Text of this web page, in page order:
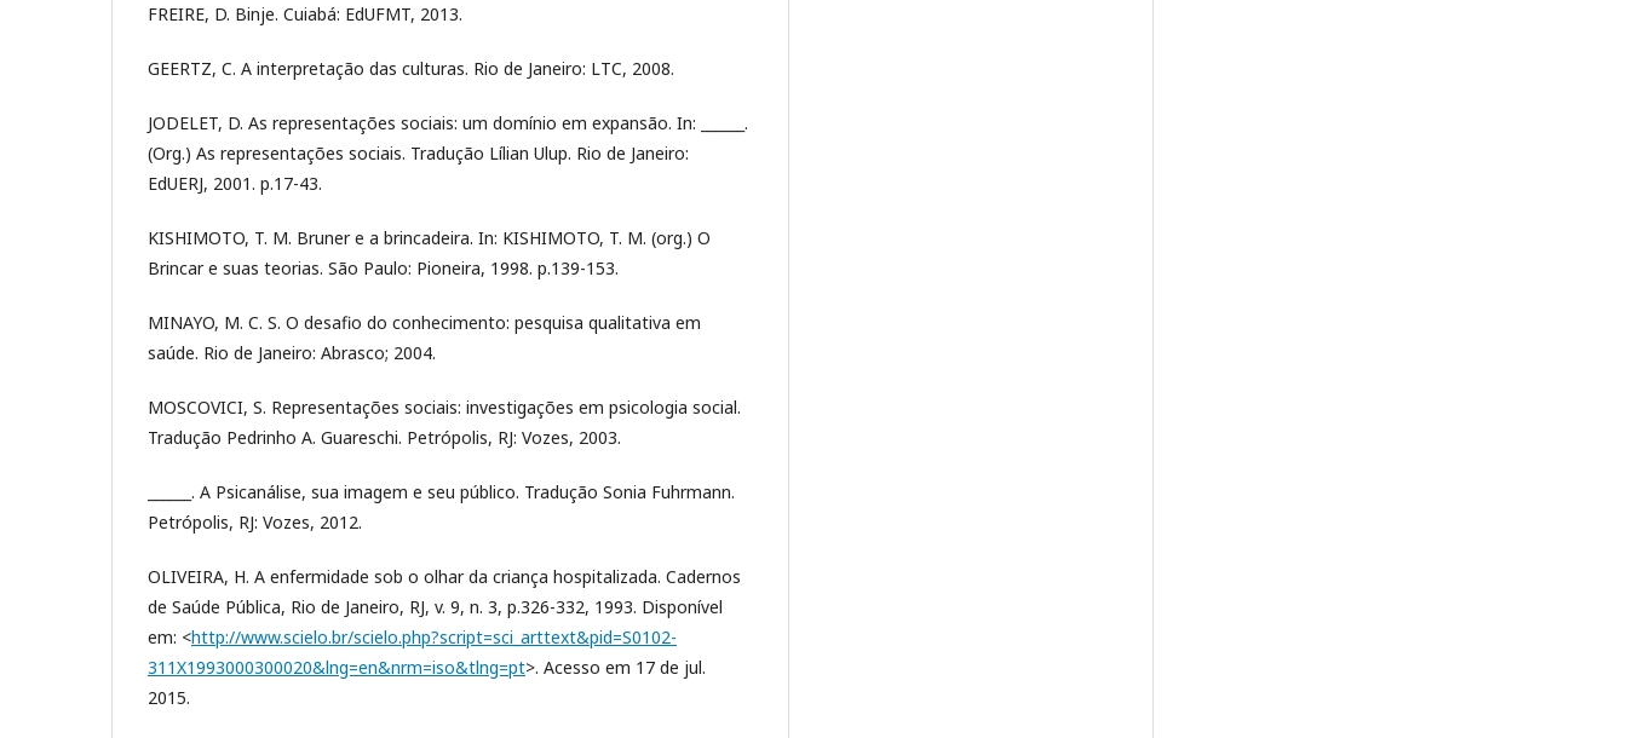
FREIRE, D. Binje. Cuiabá: EdUFMT, 2013.
GEERTZ, C. A interpretação das culturas. Rio de Janeiro: LTC, 2008.
JODELET, D. As representações sociais: um domínio em expansão. In: ______.
(Org.) As representações sociais. Tradução Lílian Ulup. Rio de Janeiro:
EdUERJ, 2001. p.17-43.
KISHIMOTO, T. M. Bruner e a brincadeira. In: KISHIMOTO, T. M. (org.) O
Brincar e suas teorias. São Paulo: Pioneira, 1998. p.139-153.
MINAYO, M. C. S. O desafio do conhecimento: pesquisa qualitativa em
saúde. Rio de Janeiro: Abrasco; 2004.
MOSCOVICI, S. Representações sociais: investigações em psicologia social.
Tradução Pedrinho A. Guareschi. Petrópolis, RJ: Vozes, 2003.
______. A Psicanálise, sua imagem e seu público. Tradução Sonia Fuhrmann.
Petrópolis, RJ: Vozes, 2012.
OLIVEIRA, H. A enfermidade sob o olhar da criança hospitalizada. Cadernos
de Saúde Pública, Rio de Janeiro, RJ, v. 9, n. 3, p.326-332, 1993. Disponível
em: <http://www.scielo.br/scielo.php?script=sci_arttext&pid=S0102-
311X1993000300020&lng=en&nrm=iso&tlng=pt>. Acesso em 17 de jul.
2015.